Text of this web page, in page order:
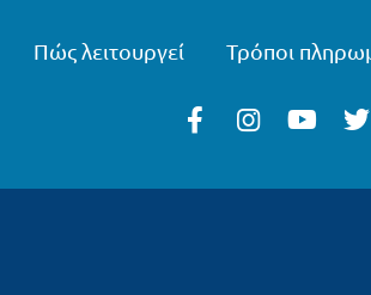
Πώς λειτουργεί Τρόποι